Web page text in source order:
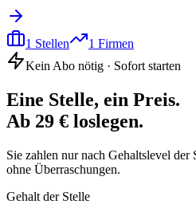
1 Stellen 1 Firmen
Kein Abo nötig · Sofort starten
Eine Stelle, ein Preis.
Ab 29 € loslegen.
Sie zahlen nur nach Gehaltslevel
ohne Überraschungen.
Gehalt der Stelle